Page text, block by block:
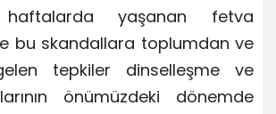
haftalarda yaşanan fetva
bu skandallara toplumdan ve
tepkiler dinselleşme ve
önümüzdeki dönemde